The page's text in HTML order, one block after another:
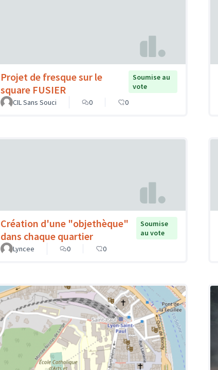
Projet de fresque sur le
square FUSIER
Soumise au
vote
CIL Sans Souci
0 0
Création d'une "objethèque"
dans chaque quartier
Soumise
au vote
Lyncee
0 0